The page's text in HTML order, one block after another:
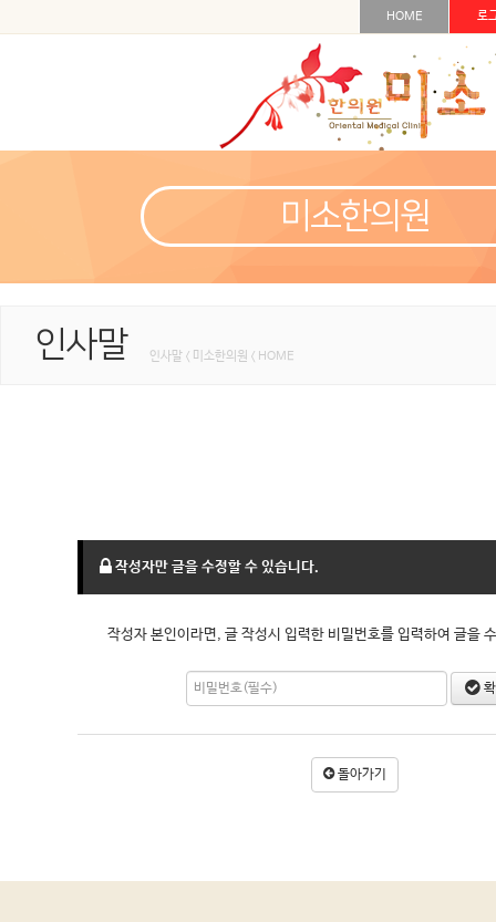
HOME 로
미소한의원
인사말 인사말 < 미소한의원 < HOME
작성자만 글을 수정할 수 있습니다.
작성자 본인이라면, 글 작성시 입력한 비밀번호를 입력하여 글을
돌아가기